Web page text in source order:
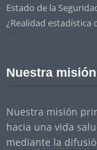
Estado de la
¿Realidad estadística
Nuestra misión
Nuestra misión
hacia una vida
mediante la